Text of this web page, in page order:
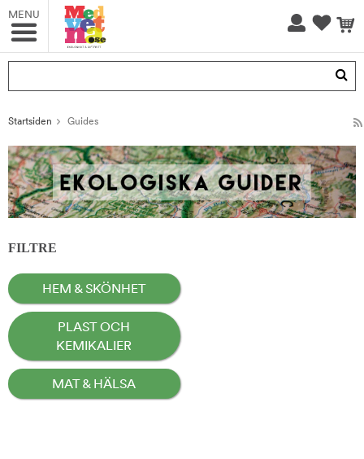
MENU
Startsiden Guides
FILTRE
HEM & SKÖNHET
PLAST OCH
KEMIKALIER
MAT & HÄLSA